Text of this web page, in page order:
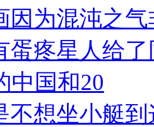
因为混沌之
蛋疼星人给
中国和20
不想坐小艇